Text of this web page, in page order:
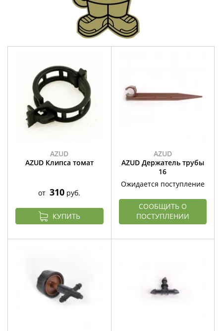
AZUD
AZUD Клипса томат
от310 руб.
КУПИТЬ
AZUD
AZUD Держатель трубы
16
Ожидается поступление
СООБЩИТЬ О
ПОСТУПЛЕНИИ